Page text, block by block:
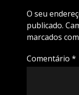
O seu
publicado.
marcados com
Comentário *